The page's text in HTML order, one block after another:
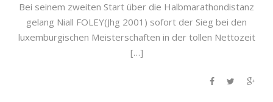
Bei seinem zweiten Start über die Halbmarathondistanz
gelang Niall FOLEY(Jhg 2001) sofort der Sieg bei den
luxemburgischen Meisterschaften in der tollen Nettozeit
[…]